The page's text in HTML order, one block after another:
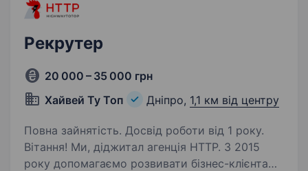
Рекрутер
20 000 – 35 000 грн
Хайвей Ту Топ
Дніпро, 1,1 км від центру
Повна зайнятість. Досвід роботи від 1 року.
Вітання! Ми, діджитал агенція HTTP. З 2015
року допомагаємо розвивати бізнес-клієнта